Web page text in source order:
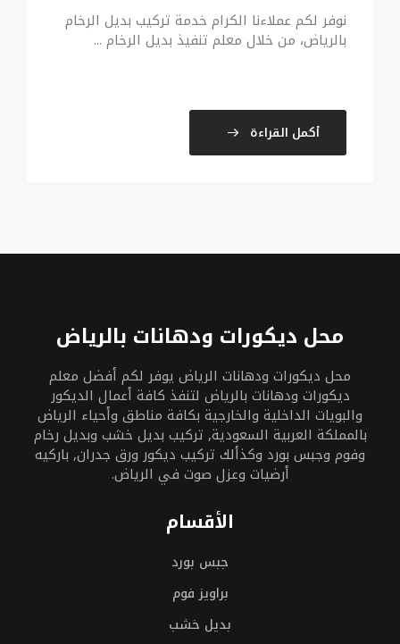
نوفر لكم عملاءنا الكرام خدمة تركيب بديل الرخام
بالرياض، من خلال معلم تنفيذ بديل الرخام ...
أكمل القراءة
محل ديكورات ودهانات بالرياض
محل ديكورات ودهانات الرياض يوفر لكم أفضل معلم
ديكورات ودهانات بالرياض لتنفذ كافة أعمال الديكور
والبويات الداخلية والخارجية بكافة مناطق وأحياء الرياض
بالمملكة العربية السعودية, تركيب بديل خشب وبديل رخام
وفوم وجبس بورد وكذألك تركيب ديكور ورق جدران, باركيه
أرضيات وعزل صوت في الرياض.
الأقسام
جبس بورد
براويز فوم
بديل خشب